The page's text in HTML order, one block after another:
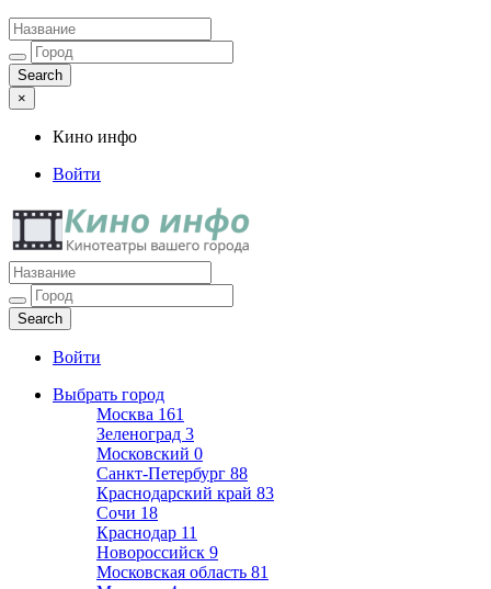
×
Кино инфо
Войти
Кино инфо
Кинотеатры вашего города
Войти
Выбрать город
Москва 161
Зеленоград 3
Московский 0
Санкт-Петербург 88
Краснодарский край 83
Сочи 18
Краснодар 11
Новороссийск 9
Московская область 81